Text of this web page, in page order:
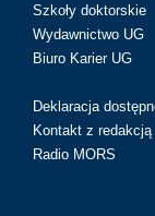
Szkoły doktorskie
Wydawnictwo UG
Biuro Karier UG
Deklaracja
Kontakt z redakcją
Radio MORS